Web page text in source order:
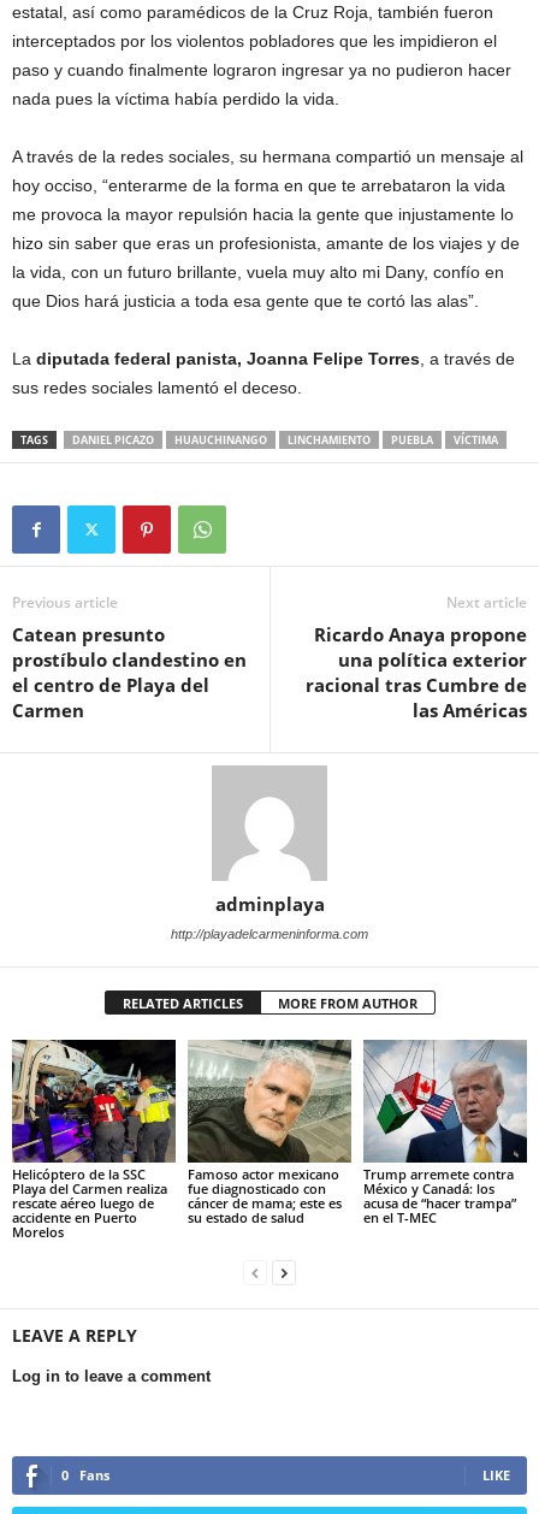
estatal, así como paramédicos de la Cruz Roja, también fueron
interceptados por los violentos pobladores que les impidieron el
paso y cuando finalmente lograron ingresar ya no pudieron hacer
nada pues la víctima había perdido la vida.
A través de la redes sociales, su hermana compartió un mensaje al
hoy occiso, “enterarme de la forma en que te arrebataron la vida
me provoca la mayor repulsión hacia la gente que injustamente lo
hizo sin saber que eras un profesionista, amante de los viajes y de
la vida, con un futuro brillante, vuela muy alto mi Dany, confío en
que Dios hará justicia a toda esa gente que te cortó las alas”.
La diputada federal panista, Joanna Felipe Torres , a través de
sus redes sociales lamentó el deceso.
TAGS DANIEL PICAZO HUAUCHINANGO LINCHAMIENTO PUEBLA VÍCTIMA
Previous article
Catean presunto
prostíbulo clandestino en
el centro de Playa del
Carmen
Next article
Ricardo Anaya propone
una política exterior
racional tras Cumbre de
las Américas
adminplaya
http://playadelcarmeninforma.com
RELATED ARTICLES MORE FROM AUTHOR
Helicóptero de la SSC
Playa del Carmen realiza
rescate aéreo luego de
accidente en Puerto
Morelos
Famoso actor mexicano
fue diagnosticado con
cáncer de mama; este es
su estado de salud
Trump arremete contra
México y Canadá: los
acusa de “hacer trampa”
en el T-MEC
LEAVE A REPLY
Log in to leave a comment
0 Fans LIKE